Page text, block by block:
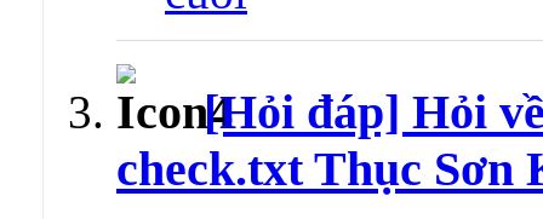
[Hỏi đáp] Hỏi
check.txt Thục Sơn